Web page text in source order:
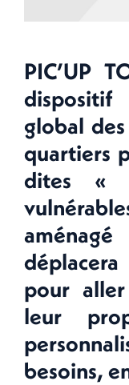
PIC’UP
dispositif
global
quartiers
dites «
pour
leur
besoins,